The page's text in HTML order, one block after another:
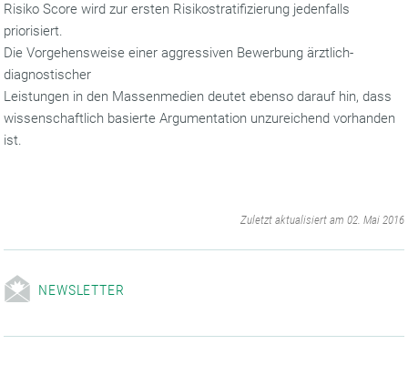
Risiko Score wird zur ersten Risikostratifizierung jedenfalls
priorisiert.
Die Vorgehensweise einer aggressiven Bewerbung ärztlich-
diagnostischer
Leistungen in den Massenmedien deutet ebenso darauf hin, dass
wissenschaftlich basierte Argumentation unzureichend vorhanden
ist.
Zuletzt aktualisiert am 02. Mai 2016
NEWSLETTER